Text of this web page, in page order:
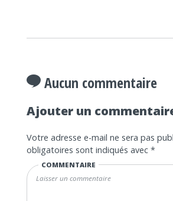
Aucun commentaire
Ajouter un
Votre adresse e-mail ne sera pas
obligatoires sont indiqués avec *
COMMENTAIRE